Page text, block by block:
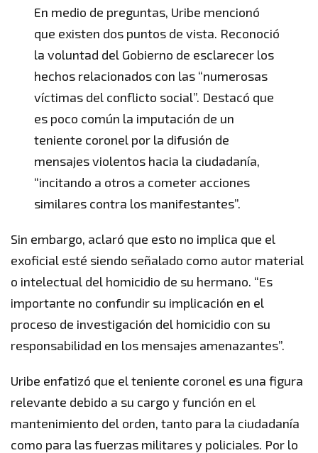
En medio de preguntas, Uribe mencionó
que existen dos puntos de vista. Reconoció
la voluntad del Gobierno de esclarecer los
hechos relacionados con las “numerosas
víctimas del conflicto social”. Destacó que
es poco común la imputación de un
teniente coronel por la difusión de
mensajes violentos hacia la ciudadanía,
“incitando a otros a cometer acciones
similares contra los manifestantes”.
Sin embargo, aclaró que esto no implica que el
exoficial esté siendo señalado como autor material
o intelectual del homicidio de su hermano. “Es
importante no confundir su implicación en el
proceso de investigación del homicidio con su
responsabilidad en los mensajes amenazantes”.
Uribe enfatizó que el teniente coronel es una figura
relevante debido a su cargo y función en el
mantenimiento del orden, tanto para la ciudadanía
como para las fuerzas militares y policiales. Por lo